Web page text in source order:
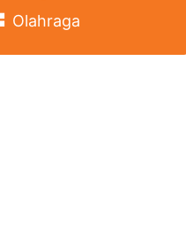
Olahraga